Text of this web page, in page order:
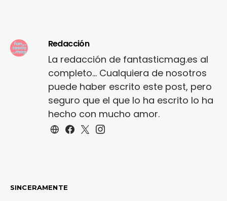
Redacción
La redacción de fantasticmag.es al
completo... Cualquiera de nosotros
puede haber escrito este post, pero
seguro que el que lo ha escrito lo ha
hecho con mucho amor.
SINCERAMENTE